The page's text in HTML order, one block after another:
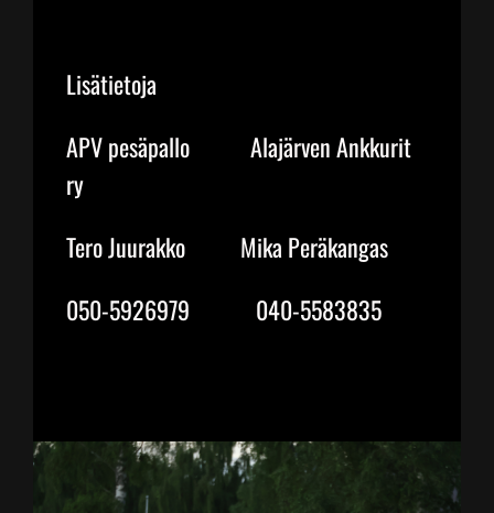
Lisätietoja
APV pesäpallo Alajärven Ankkurit
ry
Tero Juurakko Mika Peräkangas
050-5926979 040-5583835